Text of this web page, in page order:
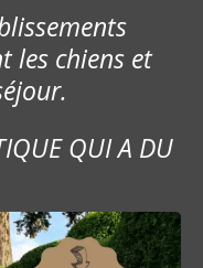
les chiens et
QUI A DU